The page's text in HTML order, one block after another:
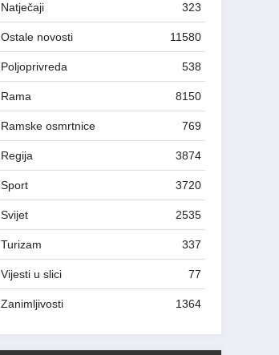
Natječaji 323
Ostale novosti 11580
Poljoprivreda 538
Rama 8150
Ramske osmrtnice 769
Regija 3874
Sport 3720
Svijet 2535
Turizam 337
Vijesti u slici 77
Zanimljivosti 1364